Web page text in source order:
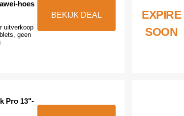
hoes
uitverkoop
geen
BEKIJK DEAL
EXPIRE
SOON
Pro 13"-